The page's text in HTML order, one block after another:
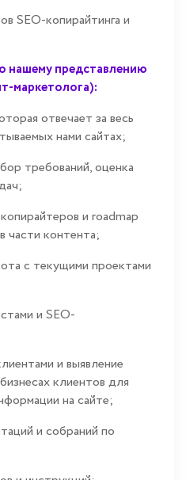
SEO-копирайтинга и
нашему представлению
маркетолога):
отвечает за весь
нами сайтах;
требований, оценка
и roadmap
части контента;
с текущими проектами
и SEO-
и выявление
клиентов для
на сайте;
и собраний по